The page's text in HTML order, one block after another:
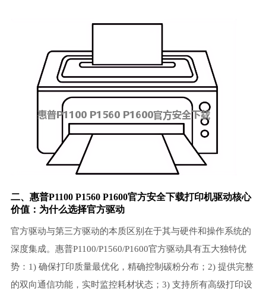
二、惠普P1100 P1560 P1600官方安全下载打印机驱动核心
价值：为什么选择官方驱动
官方驱动与第三方驱动的本质区别在于其与硬件和操作系统的
深度集成。惠普P1100/P1560/P1600官方驱动具有五大独特优
势：1) 确保打印质量最优化，精确控制碳粉分布；2) 提供完整
的双向通信功能，实时监控耗材状态；3) 支持所有高级打印设